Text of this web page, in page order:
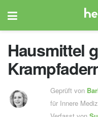
Hausmittel
Geprüft von
für Innere